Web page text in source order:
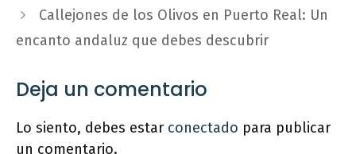
Callejones de los Olivos en Puerto Real: Un
encanto andaluz que debes descubrir
Deja un comentario
Lo siento, debes estar conectado para publicar
un comentario.